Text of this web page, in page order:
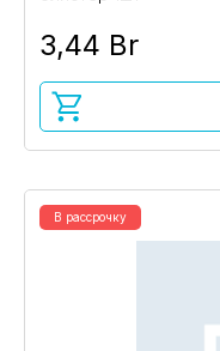
3,44 Br
В рассрочку